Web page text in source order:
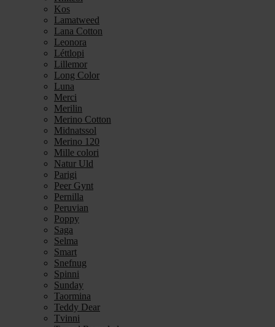
Kos
Lamatweed
Lana Cotton
Leonora
Léttlopi
Lillemor
Long Color
Luna
Merci
Merilin
Merino Cotton
Midnatssol
Merino 120
Mille colori
Natur Uld
Parigi
Peer Gynt
Pernilla
Peruvian
Poppy
Saga
Selma
Smart
Snefnug
Spinni
Sunday
Taormina
Teddy Dear
Tvinni